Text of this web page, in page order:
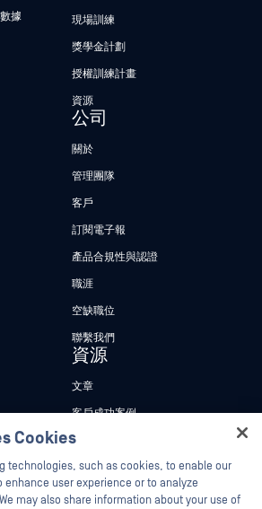
據 現場訓練
獎學金計劃
授權訓練計畫
資源
公司
關於
管理團隊
客戶
訂閱電子報
產品合規性與認證
職涯
空缺職位
聯繫我們
資源
文章
客戶成功案例
新聞稿
新聞報導
Cookies
technologies, such as cookies, to enable our
user experience or to analyze
may also share information about your use of
there!
Ozzy, your OPSWAT virtual assistant.
How can I help you secure what's critical